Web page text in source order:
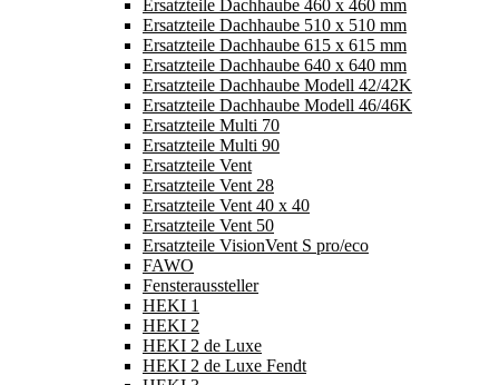
Ersatzteile Dachhaube 460 x 460 mm
Ersatzteile Dachhaube 510 x 510 mm
Ersatzteile Dachhaube 615 x 615 mm
Ersatzteile Dachhaube 640 x 640 mm
Ersatzteile Dachhaube Modell 42/42K
Ersatzteile Dachhaube Modell 46/46K
Ersatzteile Multi 70
Ersatzteile Multi 90
Ersatzteile Vent
Ersatzteile Vent 28
Ersatzteile Vent 40 x 40
Ersatzteile Vent 50
Ersatzteile VisionVent S pro/eco
FAWO
Fensteraussteller
HEKI 1
HEKI 2
HEKI 2 de Luxe
HEKI 2 de Luxe Fendt